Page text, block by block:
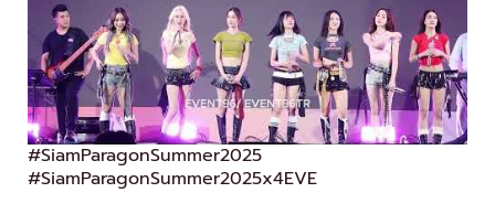
#SiamParagonSummer2025
#SiamParagonSummer2025x4EVE